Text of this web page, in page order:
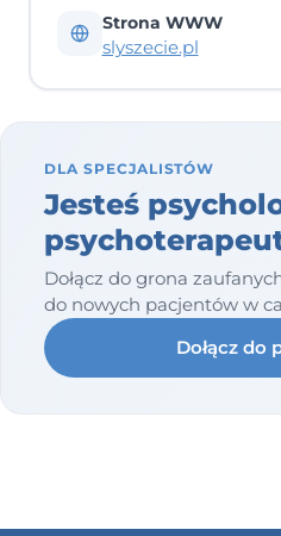
Strona WWW
slyszecie.pl
DLA SPECJALISTÓW
Jesteś
Dołącz do grona
do nowych pacjentów w
Dołącz do